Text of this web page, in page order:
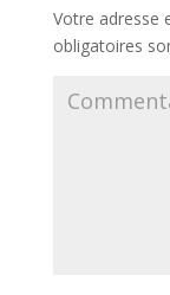
Votre adresse
obligatoires